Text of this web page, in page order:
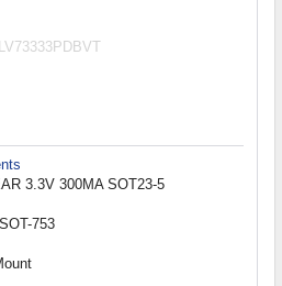
3.3V 300MA SOT23-5
753